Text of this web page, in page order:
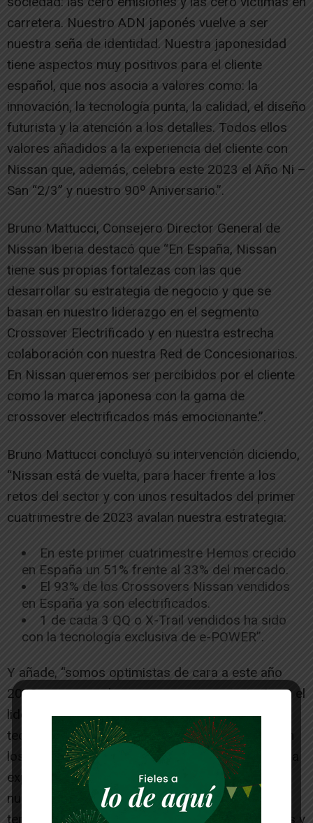
carretera. Nuestro ADN japonés vuelve a ser
nuestra seña de identidad. Nuestra japonesidad
tiene aspectos muy positivos para el cliente
español, que nos asocia a valores como: la
innovación, la tecnología punta, la calidad, el diseño
futurista y la atención a los detalles. Todos ellos
valores añadidos a la experiencia del cliente con
Nissan que, además, celebra este 2023 el Año Ni –
San “2/3” y nuestro 90º Aniversario.”.
Bruno Mattucci, Consejero Director General de
Nissan Iberia destacó que “En España, Nissan
tiene sus propias fortalezas con las que
desarrollar su estrategia de negocio y que se
basan en nuestro liderazgo en el segmento
Crossover Electrificado y en nuestra estrecha
colaboración con nuestra Red de Concesionarios.
En Nissan queremos ser percibidos por el cliente
como la marca japonesa con la gama de
crossover electrificados más emocionante.”.
Bruno Mattucci concluyó su intervención diciendo,
“Nissan está de vuelta, para hacer frente a los
retos del sector y con unos resultados del primer
cuatrimestre de 2023 avalan nuestra estrategia:
En este primer cuatrimestre Hemos crecido
en España un 51% frente al 33% del mercado.
El 93% de los Crossovers Nissan vendidos
en España ya son electrificados.
1 de cada 3 QQ o X-Trail vendidos ha sido
con la tecnología exclusiva de e-POWER”.
Y añade, “somos optimistas de cara a este año
2023 porque apalancamos nuestra estrategia en el
liderazgo en Crossover, en nuestras nuevas
tecnologías exclusivas e-POWER e e-4ORCE, con
los clientes en el centro, adaptando para ellos una
experiencia de marca más sencilla y digital y con
nuestra Red de Concesionarios”. Bruno Mattucci
terminó enviando un mensaje claro a los políticos y